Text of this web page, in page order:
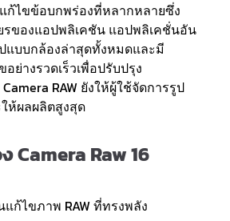
ก้ไขข้อบกพร่องที่หลากหลายซึ่ง
รของแอปพลิเคชัน แอปพลิเคชั่นอัน
แบบกล้องล่าสุดทั้งหมดและมี
ย่างรวดเร็วเพื่อปรับปรุง
RAW ยังให้ผู้ใช้จัดการรูป
ห้ผลผลิตสูงสุด
Raw 16
ก้ไขภาพ RAW ที่ทรงพลัง